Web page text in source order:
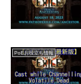
PoEお役立ち情報